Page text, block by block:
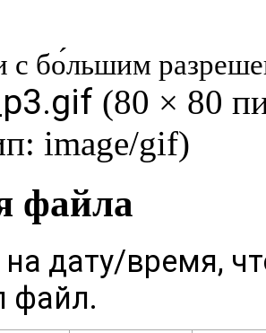
с бо́льшим
(80 × 80
image/gif)
файла
дату/время,
файл.